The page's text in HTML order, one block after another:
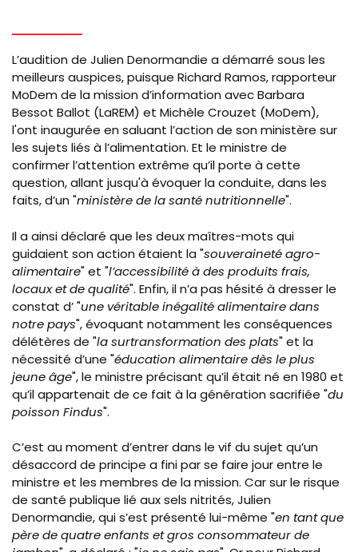
L’audition de Julien Denormandie a démarré sous les
meilleurs auspices, puisque Richard Ramos, rapporteur
MoDem de la mission d’information avec Barbara
Bessot Ballot (LaREM) et Michèle Crouzet (MoDem),
l'ont inaugurée en saluant l’action de son ministère sur
les sujets liés à l’alimentation. Et le ministre de
confirmer l’attention extrême qu’il porte à cette
question, allant jusqu'à évoquer la conduite, dans les
faits, d’un "ministère de la santé nutritionnelle".
Il a ainsi déclaré que les deux maîtres-mots qui
guidaient son action étaient la "souveraineté agro-
alimentaire" et "l’accessibilité à des produits frais,
locaux et de qualité". Enfin, il n’a pas hésité à dresser le
constat d’ "une véritable inégalité alimentaire dans
notre pays", évoquant notamment les conséquences
délétères de "la surtransformation des plats" et la
nécessité d’une "éducation alimentaire dès le plus
jeune âge", le ministre précisant qu’il était né en 1980 et
qu’il appartenait de ce fait à la génération sacrifiée "du
poisson Findus".
C’est au moment d’entrer dans le vif du sujet qu’un
désaccord de principe a fini par se faire jour entre le
ministre et les membres de la mission. Car sur le risque
de santé publique lié aux sels nitrités, Julien
Denormandie, qui s’est présenté lui-même "en tant que
père de quatre enfants et gros consommateur de